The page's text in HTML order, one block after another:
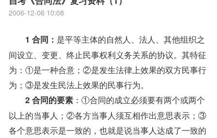
2006-12-06 10:08
1 合同： 是平等主体的自然人、法人、其他组织之
间设立、变更、终止民事权利义务关系的协议。其特征
为：①是一种合意；②是发生法律上效果的双方民事行
为；③是发生民法上效果的民事行为。
2 合同的要素：①合同的成立必须要有两个或两个
以上的当事人；②各方当事人须互相作出意思表示；③
各个意思表示是一致的，也就是说当事人达成了一致的